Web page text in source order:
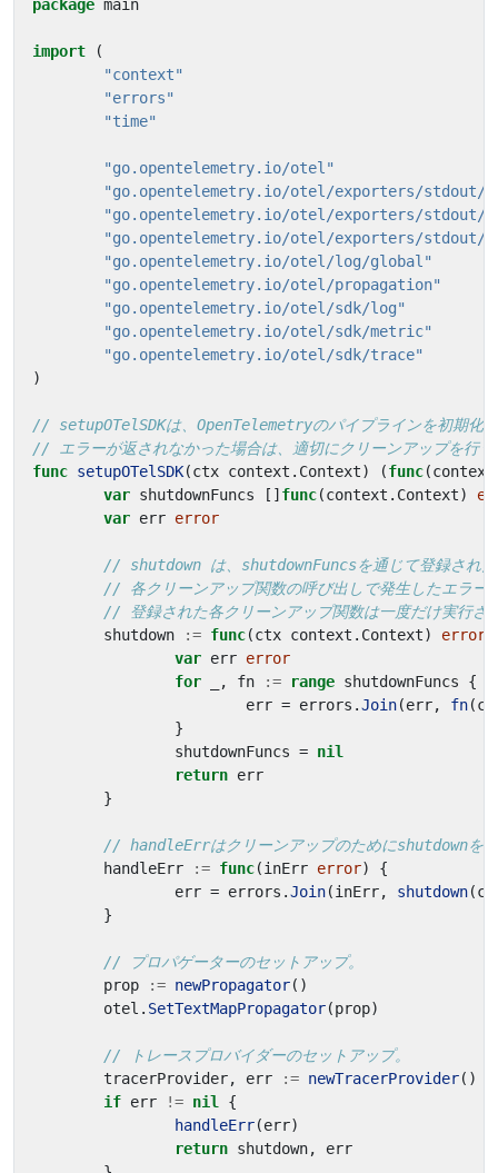
package main
import
(
"context"
"errors"
"time"
"go.opentelemetry.io/otel"
"go.opentelemetry.io/otel/exporters/stdout/
"go.opentelemetry.io/otel/exporters/stdout/
"go.opentelemetry.io/otel/exporters/stdout/
"go.opentelemetry.io/otel/log/global"
"go.opentelemetry.io/otel/propagation"
"go.opentelemetry.io/otel/sdk/log"
"go.opentelemetry.io/otel/sdk/metric"
"go.opentelemetry.io/otel/sdk/trace"
)
// setupOTelSDKは、OpenTelemetryのパイプラインを初期化
// エラーが返されなかった場合は、適切にクリーンアップを行
func setupOTelSDK(ctx context . Context) (func(context
var shutdownFuncs [] func(context . Context)
var err error
// shutdown は、shutdownFuncsを通じて登録された
// 各クリーンアップ関数の呼び出しで発生したエラ
// 登録された各クリーンアップ関数は一度だけ実行さ
shutdown
:= func(ctx context . Context) error
var err error
for
, fn := range shutdownFuncs
{
err = errors .Join(err, fn(
}
shutdownFuncs = nil
return err
}
// handleErrはクリーンアップのためにshutdownを呼
handleErr
:= func(inErr error)
{
err = errors .Join(inErr, shutdown(
}
// プロパゲーターのセットアップ。
prop
:= newPropagator()
otel . SetTextMapPropagator(prop)
// トレースプロバイダーのセットアップ。
tracerProvider, err := newTracerProvider()
if err != nil
{
handleErr(err)
return shutdown,
err